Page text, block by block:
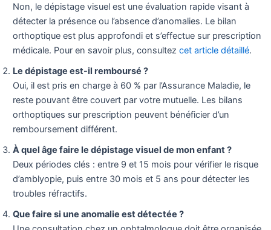
Non, le dépistage visuel est une évaluation rapide visant à
détecter la présence ou l’absence d’anomalies. Le bilan
orthoptique est plus approfondi et s’effectue sur prescription
médicale. Pour en savoir plus, consultez cet article détaillé.
Le dépistage est-il remboursé ?
Oui, il est pris en charge à 60 % par l’Assurance Maladie, le
reste pouvant être couvert par votre mutuelle. Les bilans
orthoptiques sur prescription peuvent bénéficier d’un
remboursement différent.
À quel âge faire le dépistage visuel de mon enfant ?
Deux périodes clés : entre 9 et 15 mois pour vérifier le risque
d’amblyopie, puis entre 30 mois et 5 ans pour détecter les
troubles réfractifs.
Que faire si une anomalie est détectée ?